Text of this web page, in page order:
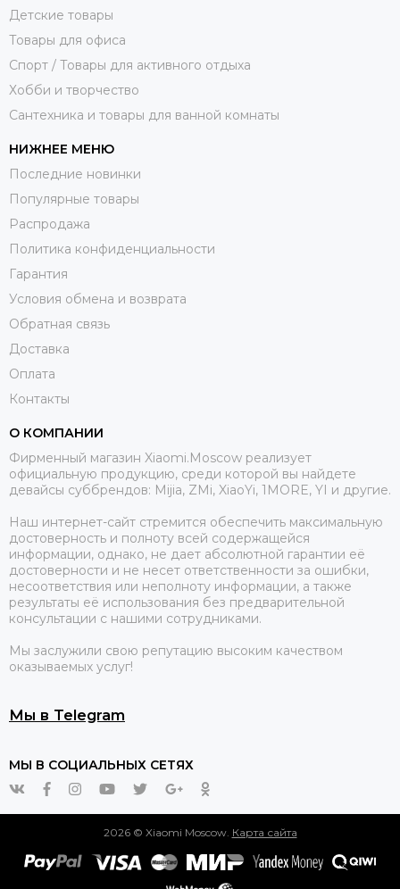
Детские товары
Товары для офиса
Спорт / Товары для активного отдыха
Хобби и творчество
Сантехника и товары для ванной комнаты
НИЖНЕЕ МЕНЮ
Последние новинки
Популярные товары
Распродажа
Политика конфиденциальности
Гарантия
Условия обмена и возврата
Обратная связь
Доставка
Оплата
Контакты
О КОМПАНИИ
Фирменный магазин Xiaomi.Moscow реализует
официальную продукцию, среди которой вы найдете
девайсы суббрендов: Mijia, ZMi, XiaoYi, 1MORE, YI и другие.
Наш интернет-сайт стремится обеспечить максимальную
достоверность и полноту всей содержащейся
информации, однако, не дает абсолютной гарантии её
достоверности и не несет ответственности за ошибки,
несоответствия или неполноту информации, а также
результаты её использования без предварительной
консультации с нашими сотрудниками.
Мы заслужили свою репутацию высоким качеством
оказываемых услуг!
Мы в Telegram
МЫ В СОЦИАЛЬНЫХ СЕТЯХ
2026 © Xiaomi Moscow. Карта сайта